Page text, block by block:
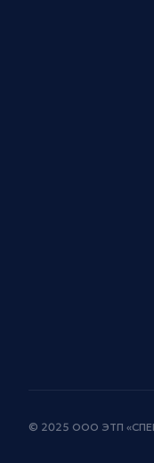
© 2025 ООО ЭТП